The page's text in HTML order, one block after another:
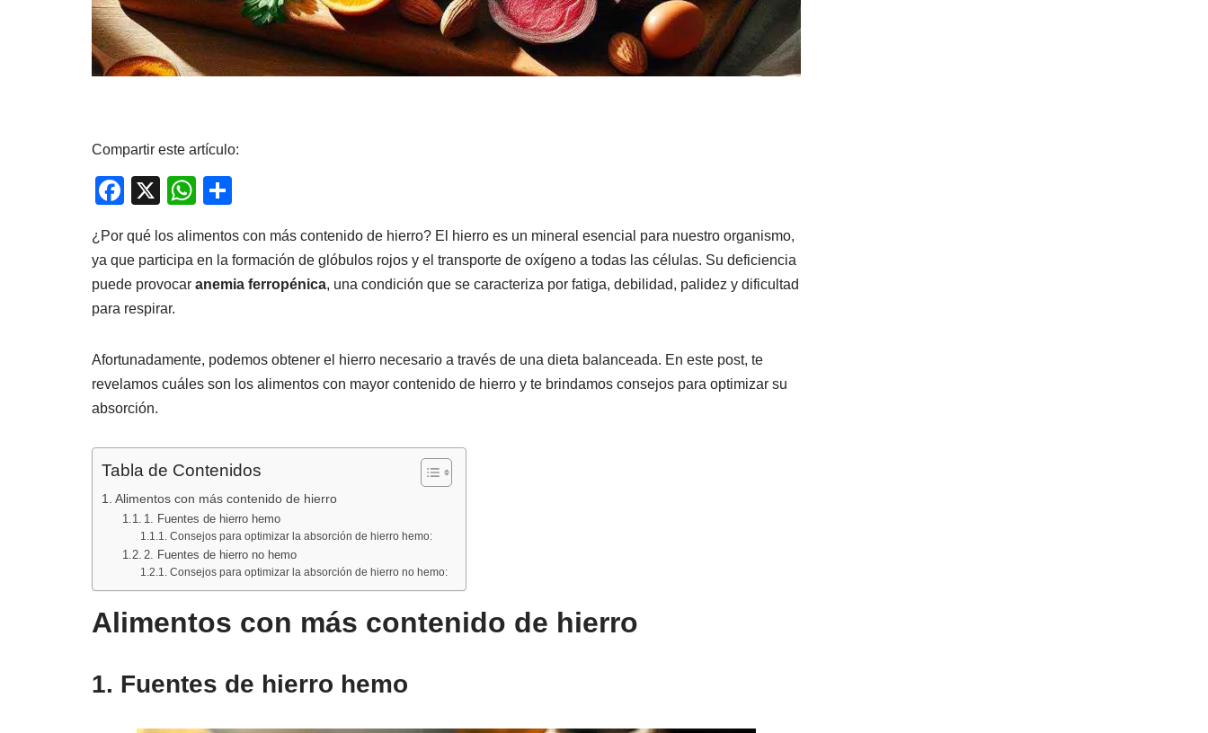
Compartir este artículo:
F
c
e
b
o
k
X
W
at
s
p
m
p
¿Por qué los alimentos con más contenido de hierro? El hierro es un mineral esencial para nuestro organismo,
ya que participa en la formación de glóbulos rojos y el transporte de oxígeno a todas las células. Su deficiencia
puede provocar anemia ferropénica, una condición que se caracteriza por fatiga, debilidad, palidez y dificultad
para respirar.
Afortunadamente, podemos obtener el hierro necesario a través de una dieta balanceada. En este post, te
revelamos cuáles son los alimentos con mayor contenido de hierro y te brindamos consejos para optimizar su
absorción.
Tabla de Contenidos
Alimentos con más contenido de hierro
1. Fuentes de hierro hemo
Consejos para optimizar la absorción de hierro hemo:
2. Fuentes de hierro no hemo
Consejos para optimizar la absorción de hierro no hemo:
Alimentos con más contenido de hierro
1. Fuentes de hierro hemo